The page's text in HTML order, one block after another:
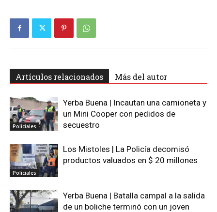
Artículos relacionados Más del autor
Policiales
Yerba Buena | Incautan una camioneta y
un Mini Cooper con pedidos de
secuestro
Policiales
Los Mistoles | La Policía decomisó
productos valuados en $ 20 millones
Yerba Buena | Batalla campal a la salida
de un boliche terminó con un joven